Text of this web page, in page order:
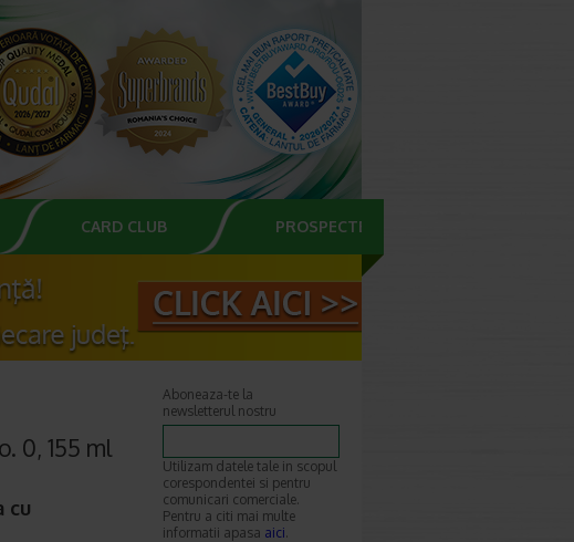
CARD CLUB PROSPECTE
0, 155 ml
cu
Aboneaza-te la
newsletterul nostru
Utilizam datele tale in scopul
corespondentei si pentru
comunicari comerciale.
Pentru a citi mai multe
informatii apasa aici.